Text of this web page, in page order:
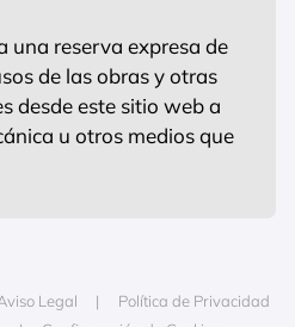
una reserva expresa de
de las obras y otras
desde este sitio web a
u otros medios que
Legal
Política de Privacidad